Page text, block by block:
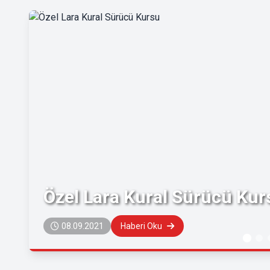
Özel Lara Kural Sürücü
08.09.2021 Haberi Oku